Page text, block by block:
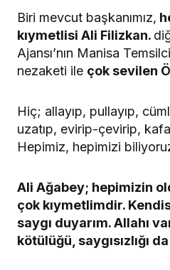
Biri mevcut başkanımız,
kıymetlisi Ali Filizkan.
Ajansı’nın Manisa
nezaketi ile çok sevilen
Hiç; allayıp, pullayıp,
uzatıp, evirip-çevirip,
Hepimiz, hepimizi
Ali Ağabey; hepimizin
çok kıymetlimdir.
saygı duyarım. Allahı
kötülüğü, saygısızlığı